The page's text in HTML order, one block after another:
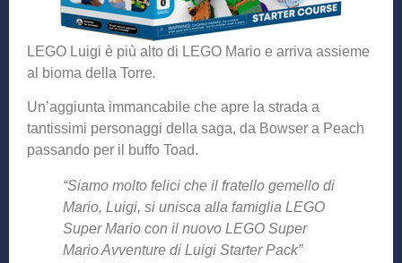
LEGO Luigi è più alto di LEGO Mario e arriva assieme
al bioma della Torre.
Un’aggiunta immancabile che apre la strada a
tantissimi personaggi della saga, da Bowser a Peach
passando per il buffo Toad.
“Siamo molto felici che il fratello gemello di
Mario, Luigi, si unisca alla famiglia LEGO
Super Mario con il nuovo LEGO Super
Mario Avventure di Luigi Starter Pack”